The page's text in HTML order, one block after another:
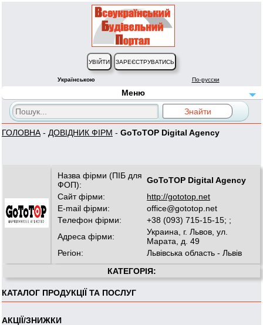
Українською По-русски
Меню
ГОЛОВНА - ДОВІДНИК ФІРМ - GoToTOP Digital Agency
Назва фірми (ПІБ для
ФОП):
GoToTOP Digital Agency
Сайт фірми:
http://gototop.net
E-mail фірми:
office@gototop.net
Телефон фірми:
+38 (093) 715-15-15; ;
Адреса фірми:
Украина, г. Львов, ул.
Марата, д. 49
Регіон:
Львівська область - Львів
КАТЕГОРІЯ:
КАТАЛОГ ПРОДУКЦІЇ ТА ПОСЛУГ
АКЦІЇ/ЗНИЖКИ